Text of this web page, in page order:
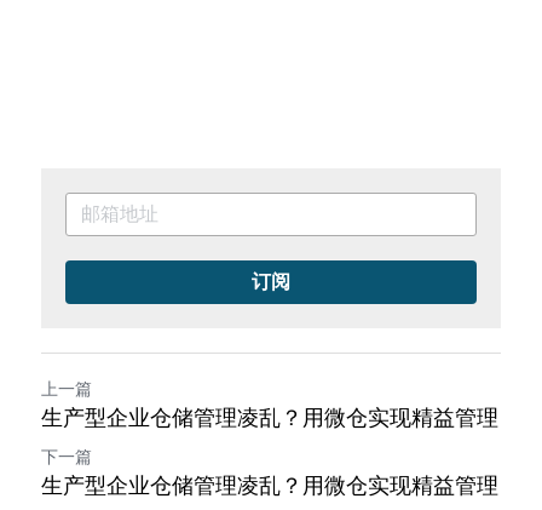
订阅
上一篇
生产型企业仓储管理凌乱？用微仓实现精益管理
下一篇
生产型企业仓储管理凌乱？用微仓实现精益管理